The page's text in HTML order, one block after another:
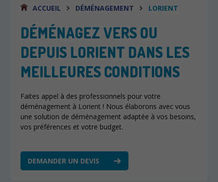
ACCUEIL DÉMÉNAGEMENT LORIENT
DÉMÉNAGEZ VERS OU
DEPUIS LORIENT DANS LES
MEILLEURES CONDITIONS
Faites appel à des professionnels pour votre
déménagement à Lorient ! Nous élaborons avec vous
une solution de déménagement adaptée à vos besoins,
vos préférences et votre budget.
DEMANDER UN DEVIS